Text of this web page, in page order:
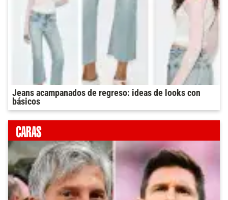
Jeans acampanados de regreso: ideas de looks con
básicos